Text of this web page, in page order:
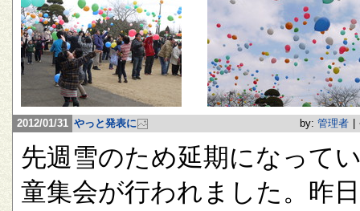
2012/01/31 やっと発表に by: 管理者
先週雪のため延期になって
童集会が行われました。昨